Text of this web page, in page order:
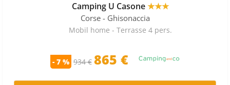
Camping U Casone★★★
Corse - Ghisonaccia
Mobil home - Terrasse 4 pers.
- 7 % 934 € 865 €